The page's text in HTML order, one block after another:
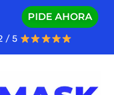
PIDE AHORA
/ 5